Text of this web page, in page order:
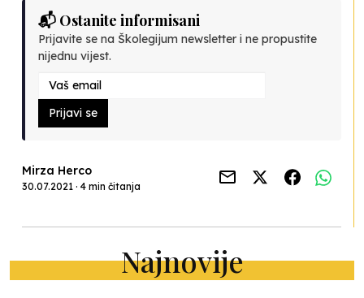
📬 Ostanite informisani
Prijavite se na Školegijum newsletter i ne propustite
nijednu vijest.
Prijavi se
Mirza Herco
30.07.2021 · 4 min čitanja
Najnovije